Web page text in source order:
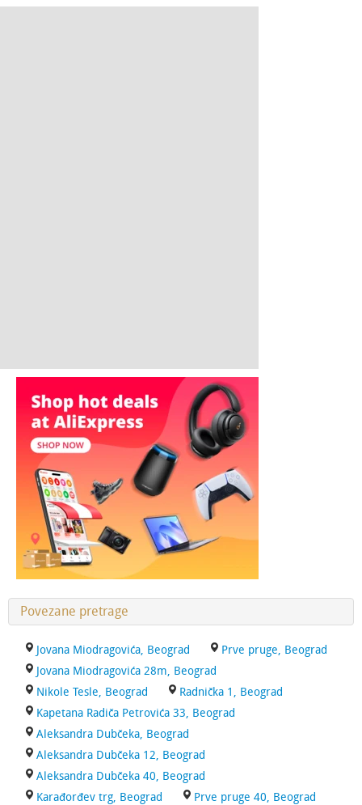
Povezane pretrage
Jovana Miodragovića, Beograd
Prve pruge, Beograd
Jovana Miodragovića 28m, Beograd
Nikole Tesle, Beograd
Radnička 1, Beograd
Kapetana Radiča Petrovića 33, Beograd
Aleksandra Dubčeka, Beograd
Aleksandra Dubčeka 12, Beograd
Aleksandra Dubčeka 40, Beograd
Karađorđev trg, Beograd
Prve pruge 40, Beograd